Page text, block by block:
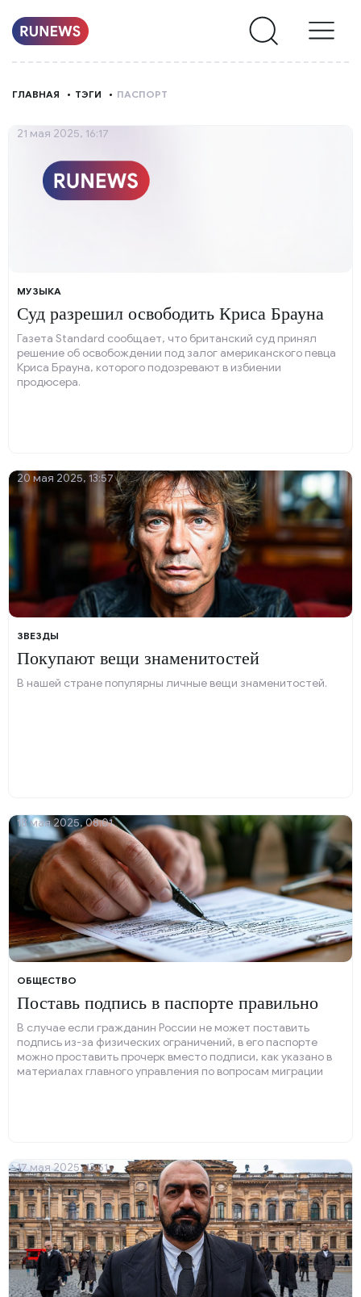
ГЛАВНАЯ ТЭГИ ПАСПОРТ
МУЗЫКА
Суд разрешил освободить Криса Брауна
Газета Standard сообщает, что британский суд принял
решение об освобождении под залог американского певца
Криса Брауна, которого подозревают в избиении
продюсера.
21 мая 2025, 16:17
ЗВЕЗДЫ
Покупают вещи знаменитостей
В нашей стране популярны личные вещи знаменитостей.
20 мая 2025, 13:57
ОБЩЕСТВО
Поставь подпись в паспорте правильно
В случае если гражданин России не может поставить
подпись из-за физических ограничений, в его паспорте
можно проставить прочерк вместо подписи, как указано в
материалах главного управления по вопросам миграции
18 мая 2025, 08:01
17 мая 2025, 13:51